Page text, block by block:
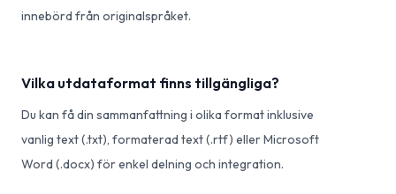
innebörd från originalspråket.
Vilka utdataformat finns tillgängliga?
Du kan få din sammanfattning i olika format inklusive
vanlig text (.txt), formaterad text (.rtf) eller Microsoft
Word (.docx) för enkel delning och integration.